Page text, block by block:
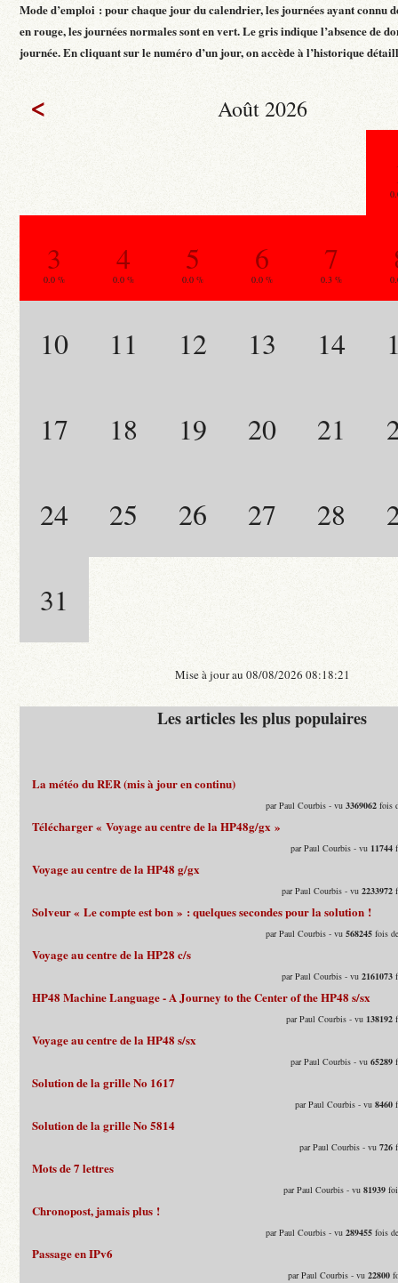
Mode d’emploi : pour chaque jour du calendrier, les journées ayant connu
en rouge, les journées normales sont en vert. Le gris indique l’absence de
journée. En cliquant sur le numéro d’un jour, on accède à l’historique
< Août 2026
3
0.0 %
4
0.0 %
5
0.0 %
6
0.0 %
7
0.3 %
10 11 12 13 14
17 18 19 20 21
24 25 26 27 28
31
Mise à jour au 08/08/2026 08:18:21
Les articles les plus populaires
La météo du RER (mis à jour en continu)
par Paul Courbis - vu3369062 fois
Télécharger « Voyage au centre de la HP48g/gx »
par Paul Courbis - vu 11744
Voyage au centre de la HP48 g/gx
par Paul Courbis - vu2233972
Solveur « Le compte est bon » : quelques secondes pour la solution !
par Paul Courbis - vu568245 fois
Voyage au centre de la HP28 c/s
par Paul Courbis - vu2161073
HP48 Machine Language - A Journey to the Center of the HP48 s/sx
par Paul Courbis - vu 138192
Voyage au centre de la HP48 s/sx
par Paul Courbis - vu65289
Solution de la grille No 1617
par Paul Courbis - vu8460
Solution de la grille No 5814
par Paul Courbis - vu726
Mots de 7 lettres
par Paul Courbis - vu81939
Chronopost, jamais plus !
par Paul Courbis - vu289455 fois
Passage en IPv6
par Paul Courbis - vu22800